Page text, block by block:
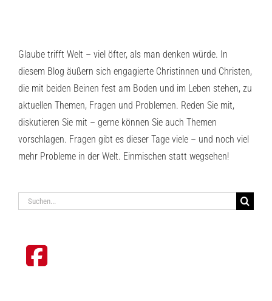
Glaube trifft Welt – viel öfter, als man denken würde. In
diesem Blog äußern sich engagierte Christinnen und Christen,
die mit beiden Beinen fest am Boden und im Leben stehen, zu
aktuellen Themen, Fragen und Problemen. Reden Sie mit,
diskutieren Sie mit – gerne können Sie auch Themen
vorschlagen. Fragen gibt es dieser Tage viele – und noch viel
mehr Probleme in der Welt. Einmischen statt wegsehen!
Suche